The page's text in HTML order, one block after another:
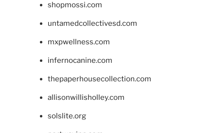
shopmossi.com
untamedcollectivesd.com
mxpwellness.com
infernocanine.com
thepaperhousecollection.com
allisonwillisholley.com
solslite.org